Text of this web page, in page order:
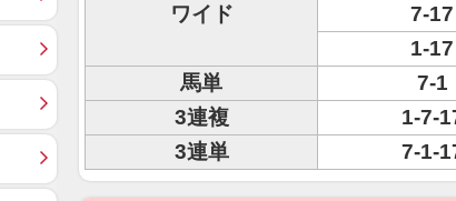
ワイド
7-17
1-17
馬単
7-1
3連複
1-7-
3連単
7-1-